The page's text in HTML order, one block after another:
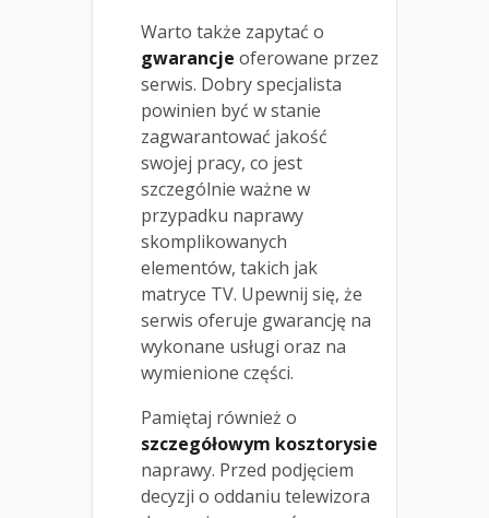
Warto także zapytać o
gwarancje oferowane przez
serwis. Dobry specjalista
powinien być w stanie
zagwarantować jakość
swojej pracy, co jest
szczególnie ważne w
przypadku naprawy
skomplikowanych
elementów, takich jak
matryce TV. Upewnij się, że
serwis oferuje gwarancję na
wykonane usługi oraz na
wymienione części.
Pamiętaj również o
szczegółowym kosztorysie
naprawy. Przed podjęciem
decyzji o oddaniu telewizora